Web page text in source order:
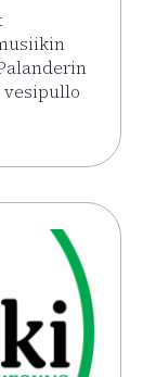
vesipullo